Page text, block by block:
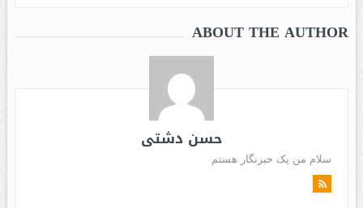
ABOUT THE AUTHOR
حسن دشتی
سلام من یک خبرنگار هستم